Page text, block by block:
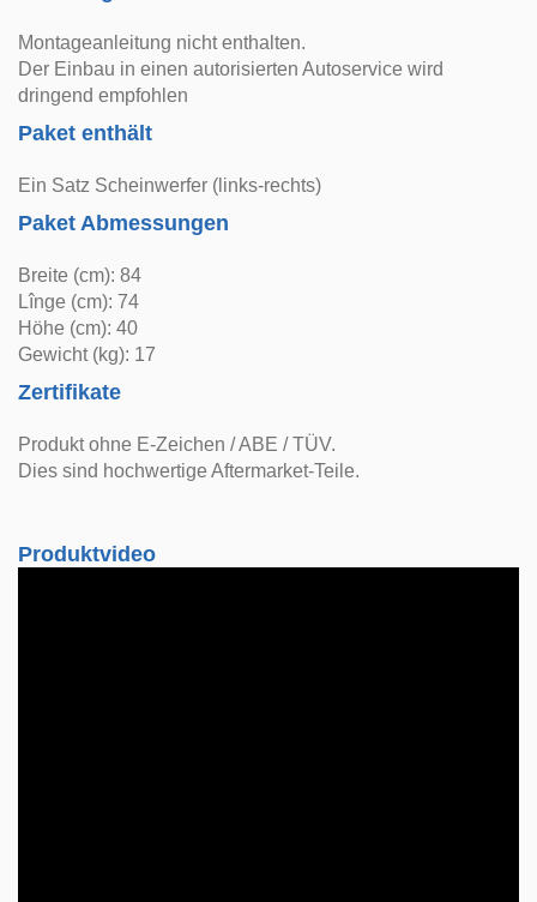
Montageanleitung nicht enthalten.
Der Einbau in einen autorisierten Autoservice wird
dringend empfohlen
Paket enthält
Ein Satz Scheinwerfer (links-rechts)
Paket Abmessungen
Breite (cm): 84
Lînge (cm): 74
Höhe (cm): 40
Gewicht (kg): 17
Zertifikate
Produkt ohne E-Zeichen / ABE / TÜV.
Dies sind hochwertige Aftermarket-Teile.
Produktvideo